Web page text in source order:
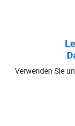
Verwenden Sie